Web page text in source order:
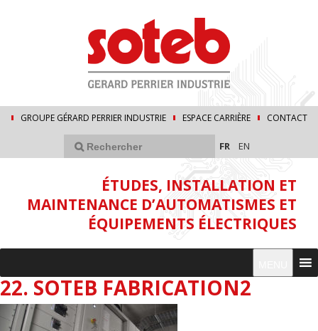
GROUPE GÉRARD PERRIER INDUSTRIE ESPACE CARRIÈRE CONTACT
FR EN
ÉTUDES, INSTALLATION ET
MAINTENANCE D’AUTOMATISMES ET
ÉQUIPEMENTS ÉLECTRIQUES
22. SOTEB FABRICATION2